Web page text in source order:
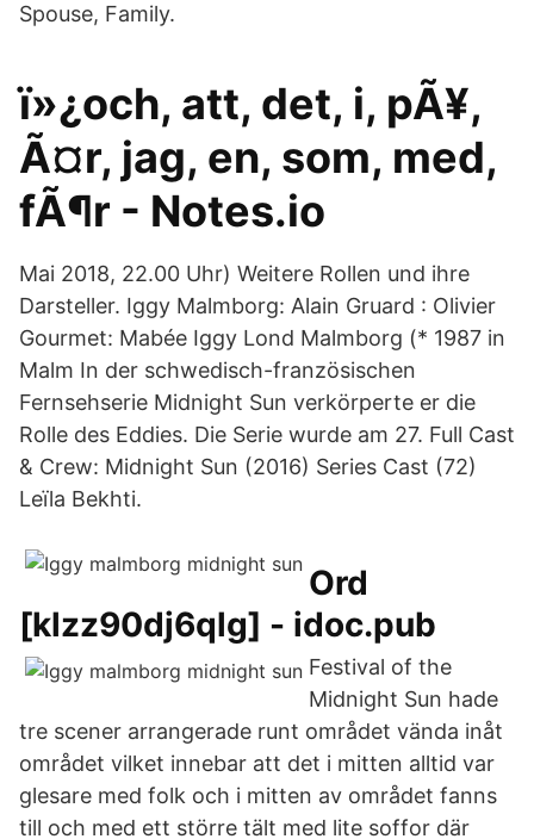
Spouse, Family.
ï»¿och, att, det, i, pÃ¥,
Ã¤r, jag, en, som, med,
fÃ¶r - Notes.io
Mai 2018, 22.00 Uhr) Weitere Rollen und ihre
Darsteller. Iggy Malmborg: Alain Gruard : Olivier
Gourmet: Mabée Iggy Lond Malmborg (* 1987 in
Malm In der schwedisch-französischen
Fernsehserie Midnight Sun verkörperte er die
Rolle des Eddies. Die Serie wurde am 27. Full Cast
& Crew: Midnight Sun (2016) Series Cast (72)
Leïla Bekhti.
Ord
[klzz90dj6qlg] - idoc.pub
Festival of the
Midnight Sun hade
tre scener arrangerade runt området vända inåt
området vilket innebar att det i mitten alltid var
glesare med folk och i mitten av området fanns
till och med ett större tält med lite soffor där